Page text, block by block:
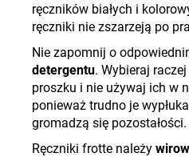
ręczników białych i
ręczniki nie zszarzeją po
Nie zapomnij o
detergentu. Wybieraj
proszku i nie używaj ich w
ponieważ trudno je
gromadzą się pozostałości.
Ręczniki frotte należy